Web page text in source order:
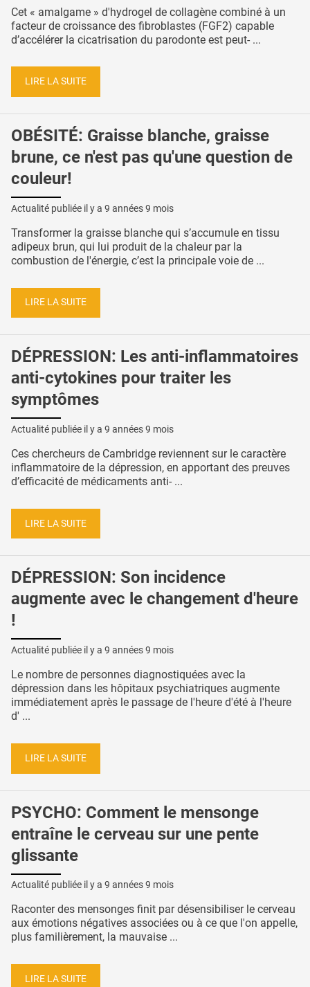
Cet « amalgame » d'hydrogel de collagène combiné à un
facteur de croissance des fibroblastes (FGF2) capable
d’accélérer la cicatrisation du parodonte est peut- ...
LIRE LA SUITE
OBÉSITÉ: Graisse blanche, graisse
brune, ce n'est pas qu'une question de
couleur!
Actualité publiée il y a 9 années 9 mois
Transformer la graisse blanche qui s’accumule en tissu
adipeux brun, qui lui produit de la chaleur par la
combustion de l'énergie, c’est la principale voie de ...
LIRE LA SUITE
DÉPRESSION: Les anti-inflammatoires
anti-cytokines pour traiter les
symptômes
Actualité publiée il y a 9 années 9 mois
Ces chercheurs de Cambridge reviennent sur le caractère
inflammatoire de la dépression, en apportant des preuves
d’efficacité de médicaments anti- ...
LIRE LA SUITE
DÉPRESSION: Son incidence
augmente avec le changement d'heure
!
Actualité publiée il y a 9 années 9 mois
Le nombre de personnes diagnostiquées avec la
dépression dans les hôpitaux psychiatriques augmente
immédiatement après le passage de l'heure d'été à l'heure
d' ...
LIRE LA SUITE
PSYCHO: Comment le mensonge
entraîne le cerveau sur une pente
glissante
Actualité publiée il y a 9 années 9 mois
Raconter des mensonges finit par désensibiliser le cerveau
aux émotions négatives associées ou à ce que l'on appelle,
plus familièrement, la mauvaise ...
LIRE LA SUITE